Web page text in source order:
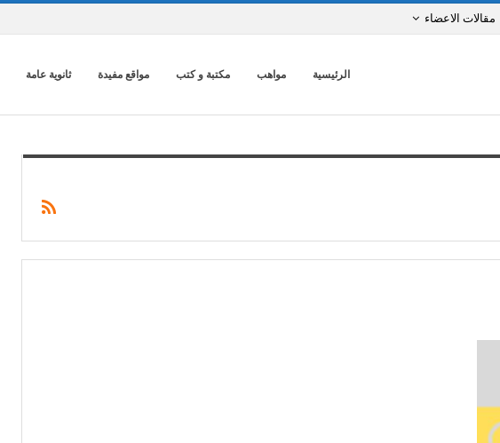
مقالات الاعضاء
الرئيسية مواهب مكتبة و كتب مواقع مفيدة ثانوية عامة